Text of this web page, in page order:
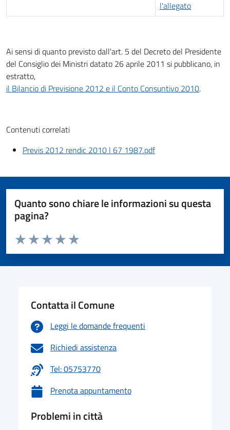
Ai sensi di quanto previsto dall'art. 5 del Decreto del Presidente
del Consiglio dei Ministri datato 26 aprile 2011 si pubblicano, in
estratto,
il Bilancio di Previsione 2012 e il Conto Consuntivo 2010.
Contenuti correlati
Previs 2012 rendic 2010 l 67 1987.pdf
Quanto sono chiare le informazioni su questa
pagina?
Valuta da 1 a 5 stelle la pagina
Valuta 5 stelle su 5
Valuta 4 stelle su 5
Valuta 3 stelle su 5
Valuta 2 stelle su 5
Valuta 1 stelle su 5
Contatta il Comune
Leggi le domande frequenti
Richiedi assistenza
Tel: 05753770
Prenota appuntamento
Problemi in città